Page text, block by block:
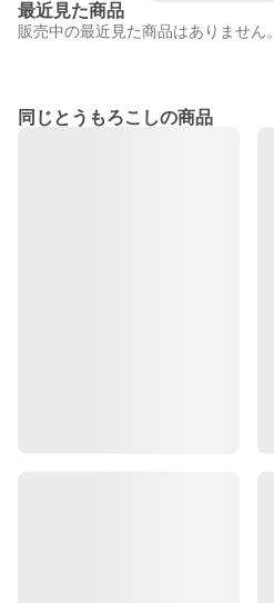
最近見た商品
販売中の最近見た商品はありません。
同じとうもろこしの商品